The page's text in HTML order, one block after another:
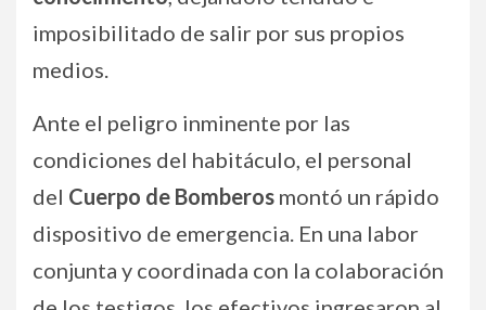
imposibilitado de salir por sus propios
medios.
Ante el peligro inminente por las
condiciones del habitáculo, el personal
del Cuerpo de Bomberos montó un rápido
dispositivo de emergencia. En una labor
conjunta y coordinada con la colaboración